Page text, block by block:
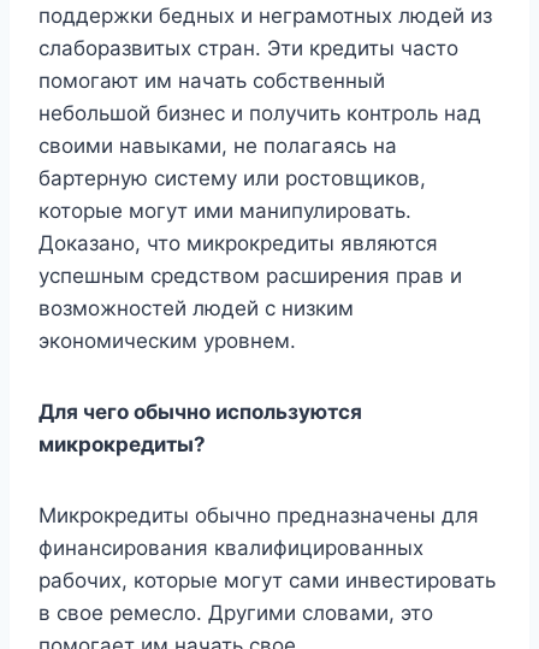
поддержки бедных и неграмотных людей из
слаборазвитых стран. Эти кредиты часто
помогают им начать собственный
небольшой бизнес и получить контроль над
своими навыками, не полагаясь на
бартерную систему или ростовщиков,
которые могут ими манипулировать.
Доказано, что микрокредиты являются
успешным средством расширения прав и
возможностей людей с низким
экономическим уровнем.
Для чего обычно используются
микрокредиты?
Микрокредиты обычно предназначены для
финансирования квалифицированных
рабочих, которые могут сами инвестировать
в свое ремесло. Другими словами, это